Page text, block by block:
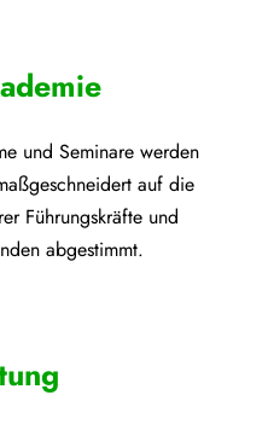
und Seminare werden
auf die
Führungskräfte und
abgestimmt.